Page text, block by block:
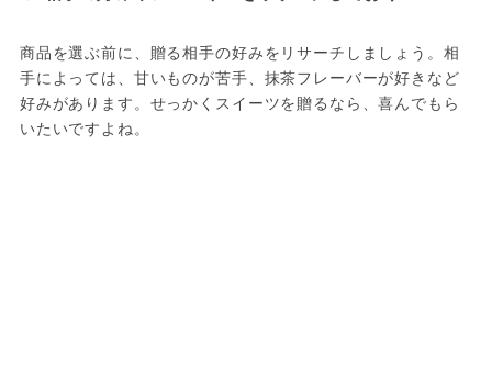
商品を選ぶ前に、贈る相手の好みをリサーチしましょう。相
手によっては、甘いものが苦手、抹茶フレーバーが好きなど
好みがあります。せっかくスイーツを贈るなら、喜んでもら
いたいですよね。